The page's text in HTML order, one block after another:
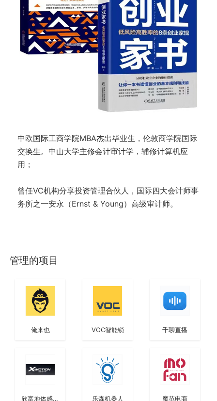
中欧国际工商学院MBA杰出毕业生，伦敦商学院国际
交换生。中山大学主修会计审计学，辅修计算机应
用；
曾任VC机构分享投资管理合伙人，国际四大会计师事
务所之一安永（Ernst & Young）高级审计师。
管理的项目
俺来也 VOC智能锁 千聊直播
欣富地体感科
乐森机器人 魔范电商